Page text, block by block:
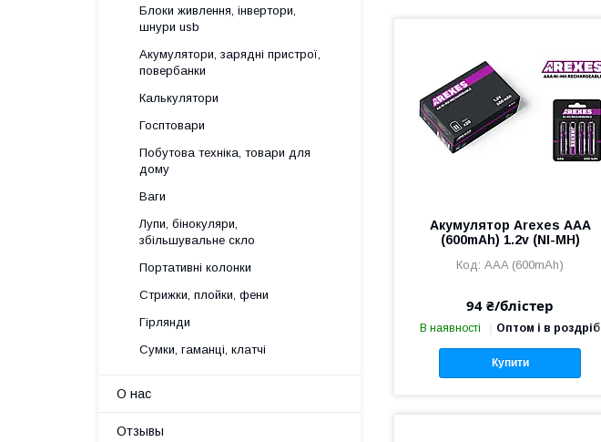
Акумулятор Arexes ААА
(600mAh) 1.2v (NI-MH)
AAA (600mAh)
94 ₴/блістер
В наявності Оптом і в роздріб
Купити
Блоки живлення, інвертори,
шнури usb
Акумулятори, зарядні пристрої,
повербанки
Калькулятори
Госптовари
Побутова техніка, товари для
дому
Ваги
Лупи, бінокуляри,
збільшувальне скло
Портативні колонки
Стрижки, плойки, фени
Гірлянди
Сумки, гаманці, клатчі
О нас
Отзывы